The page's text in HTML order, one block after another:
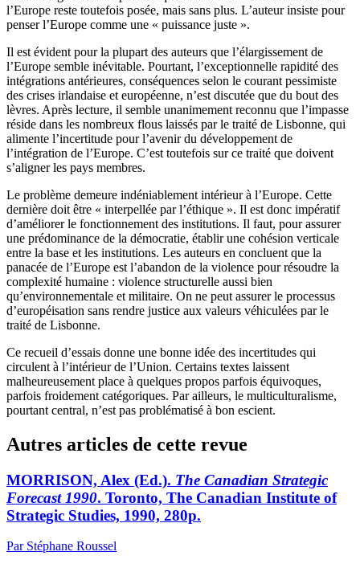
l’Europe reste toutefois posée, mais sans plus. L’auteur insiste pour
penser l’Europe comme une « puissance juste ».
Il est évident pour la plupart des auteurs que l’élargissement de
l’Europe semble inévitable. Pourtant, l’exceptionnelle rapidité des
intégrations antérieures, conséquences selon le courant pessimiste
des crises irlandaise et européenne, n’est discutée que du bout des
lèvres. Après lecture, il semble unanimement reconnu que l’impasse
réside dans les nombreux flous laissés par le traité de Lisbonne, qui
alimente l’incertitude pour l’avenir du développement de
l’intégration de l’Europe. C’est toutefois sur ce traité que doivent
s’aligner les pays membres.
Le problème demeure indéniablement intérieur à l’Europe. Cette
dernière doit être « interpellée par l’éthique ». Il est donc impératif
d’améliorer le fonctionnement des institutions. Il faut, pour assurer
une prédominance de la démocratie, établir une cohésion verticale
entre la base et les institutions. Les auteurs en concluent que la
panacée de l’Europe est l’abandon de la violence pour résoudre la
complexité humaine : violence structurelle aussi bien
qu’environnementale et militaire. On ne peut assurer le processus
d’européisation sans rendre justice aux valeurs véhiculées par le
traité de Lisbonne.
Ce recueil d’essais donne une bonne idée des incertitudes qui
circulent à l’intérieur de l’Union. Certains textes laissent
malheureusement place à quelques propos parfois équivoques,
parfois froidement catégoriques. Par ailleurs, le multiculturalisme,
pourtant central, n’est pas problématisé à bon escient.
Autres articles de cette revue
MORRISON, Alex (Ed.). The Canadian Strategic
Forecast 1990. Toronto, The Canadian Institute of
Strategic Studies, 1990, 280p.
Par Stéphane Roussel